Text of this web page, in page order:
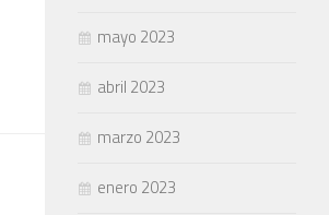
mayo 2023
abril 2023
marzo 2023
enero 2023